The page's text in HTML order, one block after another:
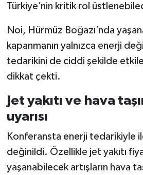
Türkiye’nin kritik rol
Noi, Hürmüz Boğazı’nda
kapanmanın yalnızca enerji
tedarikini de ciddi şekilde
dikkat çekti.
Jet yakıtı ve hava
uyarısı
Konferansta enerji tedarikiyle
değinildi. Özellikle jet yakıtı
yaşanabilecek artışların hava